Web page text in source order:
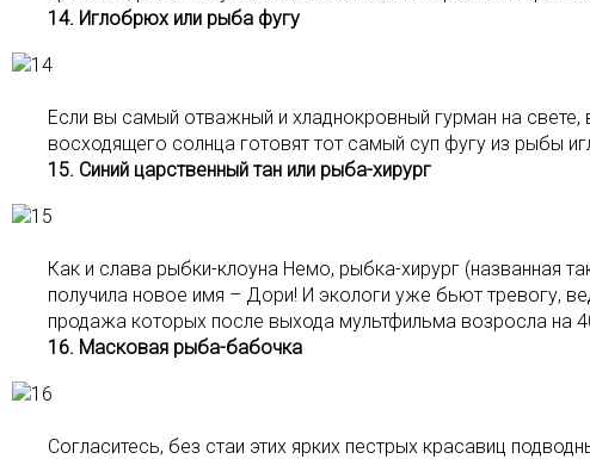
14. Иглобрюх или рыба фугу
Если вы самый отважный и хладнокровный гурман на
восходящего солнца готовят тот самый суп фугу из рыбы
15. Синий царственный тан или рыба-хирург
Как и слава рыбки-клоуна Немо, рыбка-хирург (названная
получила новое имя – Дори! И экологи уже бьют тревогу,
продажа которых после выхода мультфильма возросла на
16. Масковая рыба-бабочка
Согласитесь, без стаи этих ярких пестрых красавиц